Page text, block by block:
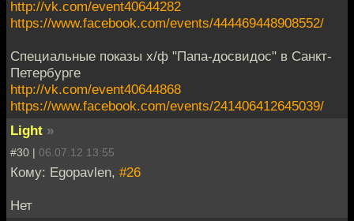
http://vk.com/event40644282
https://www.facebook.com/events/444469448908552/
Специальные показы х/ф "Папа-досвидос" в Санкт-
Петербурге
http://vk.com/event40644868
https://www.facebook.com/events/241406412645039/
Light »
#30 | 06.07.12 13:55
Кому: Egopavlen, #26
Нет